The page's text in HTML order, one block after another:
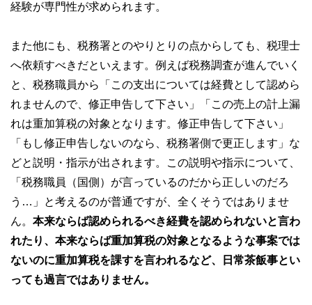
経験が専門性が求められます。
また他にも、税務署とのやりとりの点からしても、税理士
へ依頼すべきだといえます。例えば税務調査が進んでいく
と、税務職員から「この支出については経費として認めら
れませんので、修正申告して下さい」「この売上の計上漏
れは重加算税の対象となります。修正申告して下さい」
「もし修正申告しないのなら、税務署側で更正します」な
どと説明・指示が出されます。この説明や指示について、
「税務職員（国側）が言っているのだから正しいのだろ
う…」と考えるのが普通ですが、全くそうではありませ
ん。 本来ならば認められるべき経費を認められないと言わ
れたり、本来ならば重加算税の対象となるような事案では
ないのに重加算税を課すを言われるなど、日常茶飯事とい
っても過言ではありません。